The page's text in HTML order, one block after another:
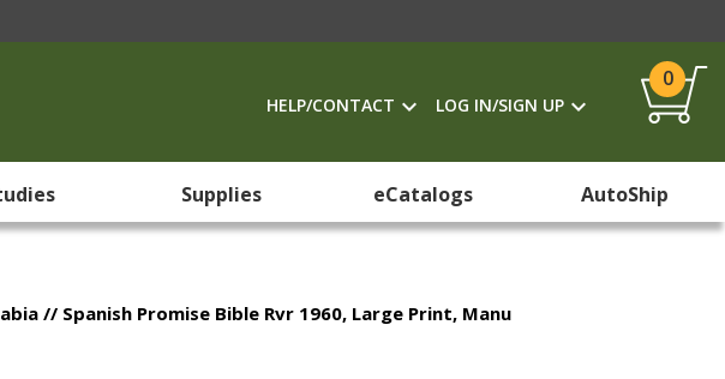
HELP/CONTACT LOG IN/SIGN UP
0
Supplies eCatalogs AutoShip
// Spanish Promise Bible Rvr 1960, Large Print, Manu